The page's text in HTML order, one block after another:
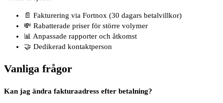
📄 Fakturering via Fortnox (30 dagars betalvillkor)
💸 Rabatterade priser för större volymer
📊 Anpassade rapporter och åtkomst
🤝 Dedikerad kontaktperson
Vanliga frågor
Kan jag ändra fakturaadress efter betalning?